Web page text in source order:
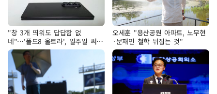
"창 3개 띄워도 답답함 없
네"…'폴드8 울트라', 일주일 써보
니
오세훈 "용산공원 아파트, 노무현
·문재인 철학 뒤집는 것"